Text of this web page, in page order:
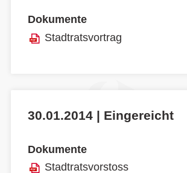
Dokumente
Stadtratsvortrag
30.01.2014 | Eingereicht
Dokumente
Stadtratsvorstoss